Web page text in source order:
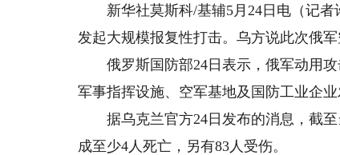
新华社莫斯科/基辅5月24日电（记者
发起大规模报复性打击。乌方说此次俄军
俄罗斯国防部24日表示，俄军动用攻
军事指挥设施、空军基地及国防工业企
据乌克兰官方24日发布的消息，截至
成至少4人死亡，另有83人受伤。